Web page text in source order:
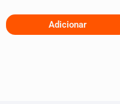
Adicionar